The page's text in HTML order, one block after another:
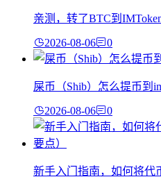
亲测，转了BTC到
2026-08-06 0
屎币（Shib）怎么提币到
2026-08-06 0
新手入门指南，如何将代